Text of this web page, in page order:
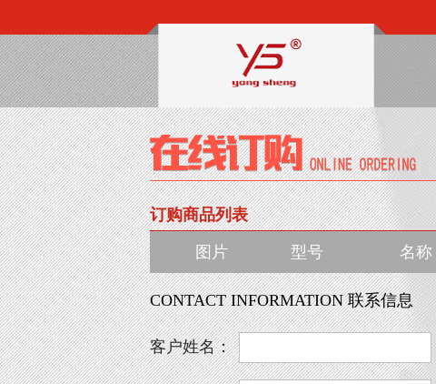
订购商品列表
图片 型号 名称
CONTACT INFORMATION 联系信息
客户姓名：